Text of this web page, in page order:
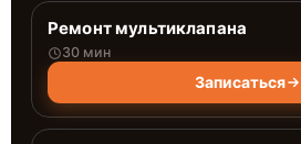
Ремонт мультиклапана
30 мин
Записаться